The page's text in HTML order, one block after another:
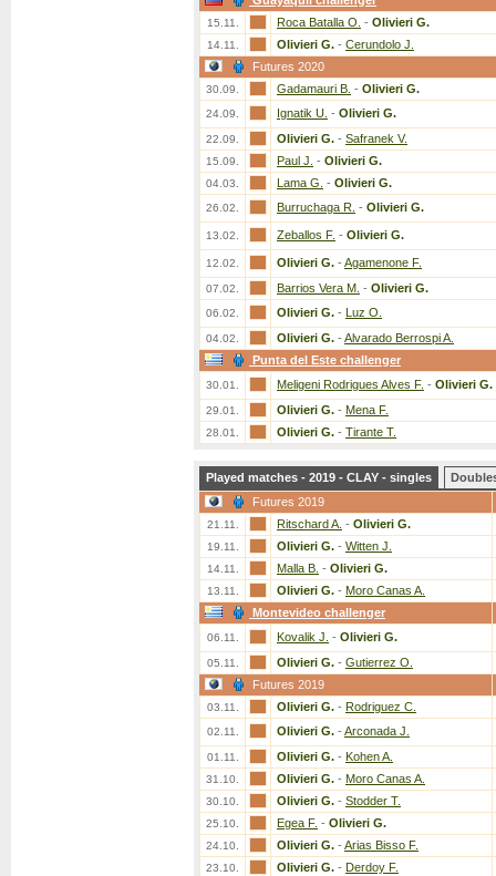
15.11. Roca Batalla O. - Olivieri G.
14.11. Olivieri G. - Cerundolo J.
Futures 2020
30.09. Gadamauri B. - Olivieri G.
24.09. Ignatik U. - Olivieri G.
22.09. Olivieri G. - Safranek V.
15.09. Paul J. - Olivieri G.
04.03. Lama G. - Olivieri G.
26.02. Burruchaga R. - Olivieri G.
13.02. Zeballos F. - Olivieri G.
12.02. Olivieri G. - Agamenone F.
07.02. Barrios Vera M. - Olivieri G.
06.02. Olivieri G. - Luz O.
04.02. Olivieri G. - Alvarado Berrospi A.
Punta del Este challenger
30.01. Meligeni Rodrigues Alves F. - Olivieri G.
29.01. Olivieri G. - Mena F.
28.01. Olivieri G. - Tirante T.
Played matches - 2019 - CLAY - singles
Futures 2019
21.11. Ritschard A. - Olivieri G.
19.11. Olivieri G. - Witten J.
14.11. Malla B. - Olivieri G.
13.11. Olivieri G. - Moro Canas A.
Montevideo challenger
06.11. Kovalik J. - Olivieri G.
05.11. Olivieri G. - Gutierrez O.
Futures 2019
03.11. Olivieri G. - Rodriguez C.
02.11. Olivieri G. - Arconada J.
01.11. Olivieri G. - Kohen A.
31.10. Olivieri G. - Moro Canas A.
30.10. Olivieri G. - Stodder T.
25.10. Egea F. - Olivieri G.
24.10. Olivieri G. - Arias Bisso F.
23.10. Olivieri G. - Derdoy F.